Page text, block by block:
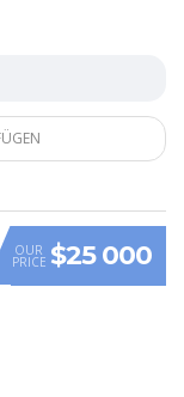
OUR
PRICE $25 000